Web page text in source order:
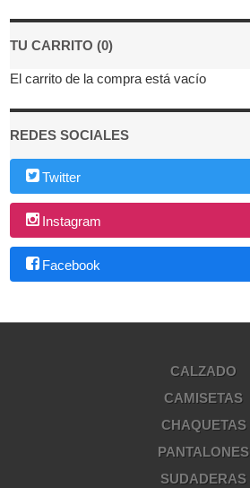
TU CARRITO (0)
El carrito de la compra está vacío
REDES SOCIALES
Twitter
Instagram
Facebook
CALZADO
CAMISETAS
CHAQUETAS
PANTALONES
SUDADERAS